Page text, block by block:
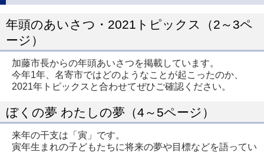
年頭のあいさつ・2021トピックス（2～3ペ
ージ）
加藤市長からの年頭あいさつを掲載しています。
今年1年、名寄市ではどのようなことが起こったのか、
2021年トピックスと合わせてぜひご確認ください。
ぼくの夢 わたしの夢（4～5ページ）
来年の干支は「寅」です。
寅年生まれの子どもたちに将来の夢や目標などを語ってい